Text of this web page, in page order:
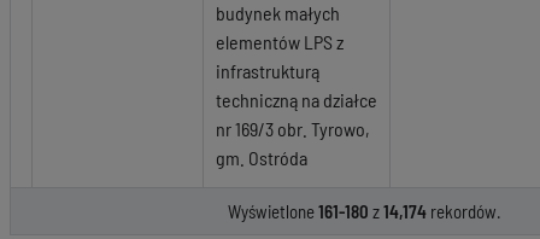
budynek małych
elementów LPS z
infrastrukturą
techniczną na działce
nr 169/3 obr. Tyrowo,
gm. Ostróda
Wyświetlone161-180 z14,174rekordów.